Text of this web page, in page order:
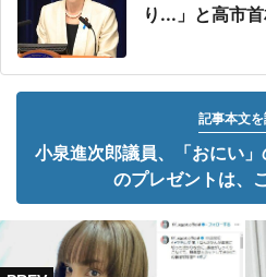
り...」と高市
記事本文
小泉進次郎議員、「おにい
のプレゼントは、